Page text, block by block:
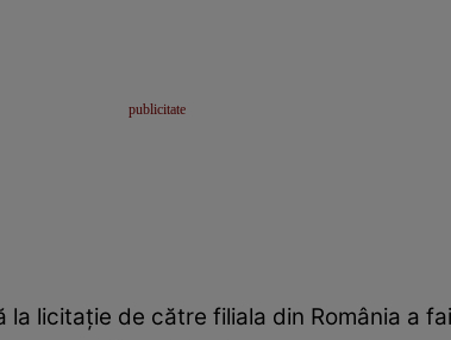
licitație de către filiala din România a